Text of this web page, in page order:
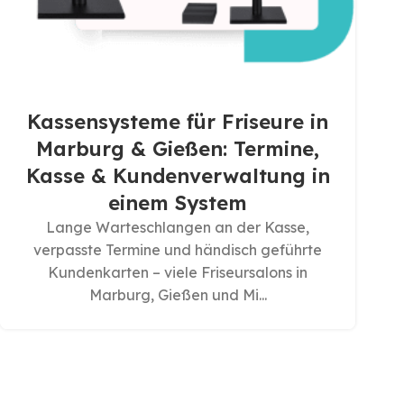
Kassensysteme für Friseure in
Marburg & Gießen: Termine,
Kasse & Kundenverwaltung in
einem System
Lange Warteschlangen an der Kasse,
verpasste Termine und händisch geführte
Kundenkarten – viele Friseursalons in
Marburg, Gießen und Mi...